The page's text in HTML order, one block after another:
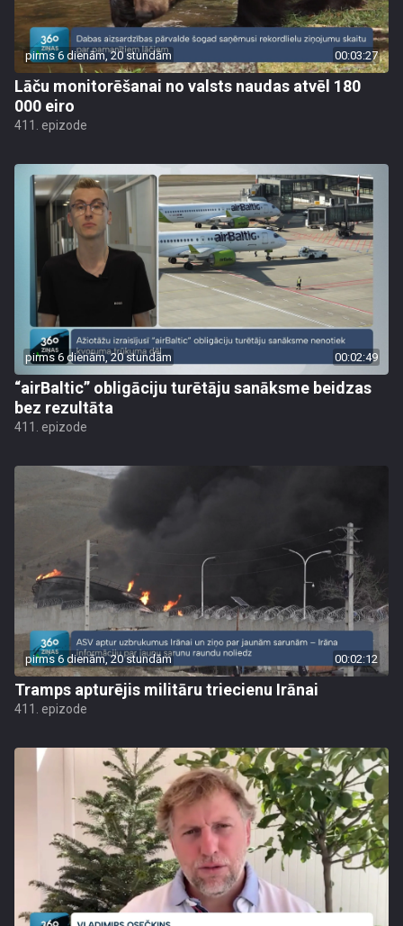
pirms 6 dienām, 20 stundām 00:03:27
Lāču monitorēšanai no valsts naudas atvēl 180
000 eiro
411. epizode
pirms 6 dienām, 20 stundām 00:02:49
“airBaltic” obligāciju turētāju sanāksme beidzas
bez rezultāta
411. epizode
pirms 6 dienām, 20 stundām 00:02:12
Tramps apturējis militāru triecienu Irānai
411. epizode